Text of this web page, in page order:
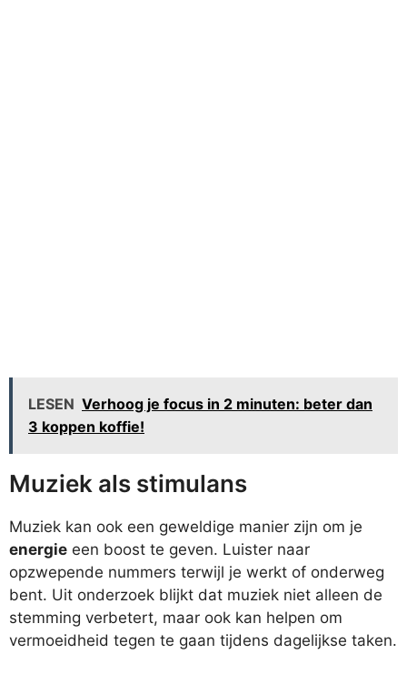
LESEN Verhoog je focus in 2 minuten: beter dan
3 koppen koffie!
Muziek als stimulans
Muziek kan ook een geweldige manier zijn om je
energie een boost te geven. Luister naar
opzwepende nummers terwijl je werkt of onderweg
bent. Uit onderzoek blijkt dat muziek niet alleen de
stemming verbetert, maar ook kan helpen om
vermoeidheid tegen te gaan tijdens dagelijkse taken.